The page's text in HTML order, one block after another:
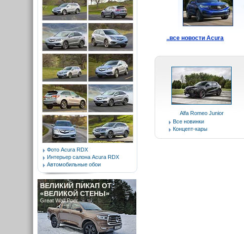
..все новости Acura
Alfa Romeo Junior
Все новинки
Концепт-кары
Фото Acura RDX
Интерьер салона Acura RDX
Автомобильные обои
ВЕЛИКИЙ ПИКАП ОТ
«ВЕЛИКОЙ СТЕНЫ»
Great Wall Poer